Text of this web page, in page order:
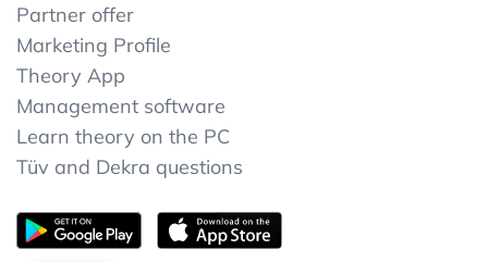
Partner offer
Marketing Profile
Theory App
Management software
Learn theory on the PC
Tüv and Dekra questions